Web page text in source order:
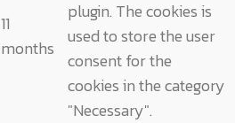
11
months
plugin. The cookies is
used to store the user
consent for the
cookies in the category
"Necessary".